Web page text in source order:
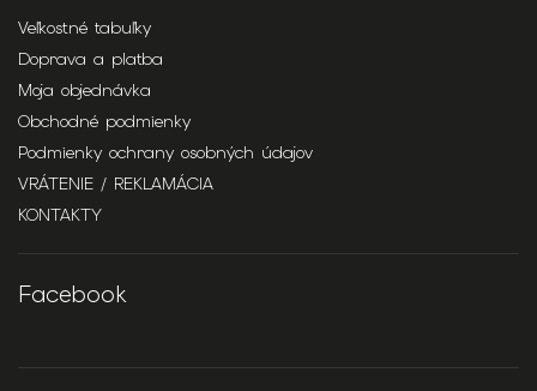
Veľkostné tabuľky
Doprava a platba
Moja objednávka
Obchodné podmienky
Podmienky ochrany osobných údajov
VRÁTENIE / REKLAMÁCIA
KONTAKTY
Facebook